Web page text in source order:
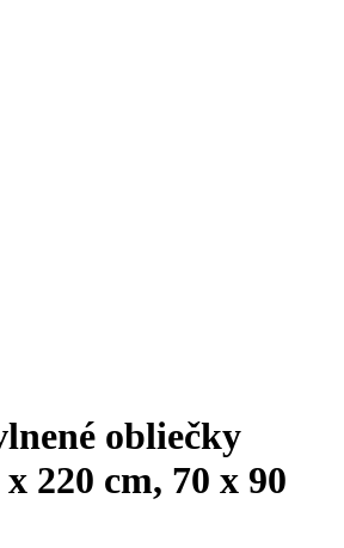
obliečky
220 cm, 70 x 90